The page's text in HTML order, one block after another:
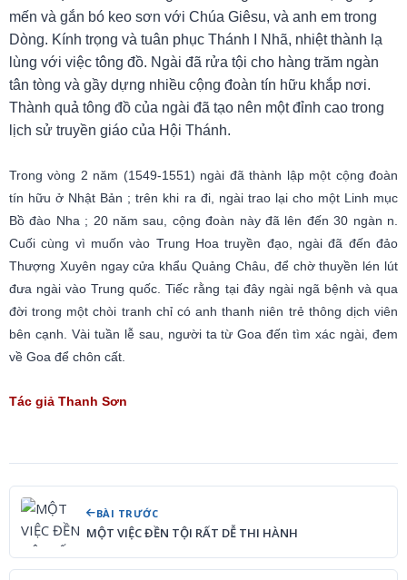
mến và gắn bó keo sơn với Chúa Giêsu, và anh em trong
Dòng. Kính trọng và tuân phục Thánh I Nhã, nhiệt thành lạ
lùng với việc tông đồ. Ngài đã rửa tội cho hàng trăm ngàn
tân tòng và gầy dựng nhiều cộng đoàn tín hữu khắp nơi.
Thành quả tông đồ của ngài đã tạo nên một đỉnh cao trong
lịch sử truyền giáo của Hội Thánh.
Trong vòng 2 năm (1549-1551) ngài đã thành lập một cộng đoàn
tín hữu ở Nhật Bản ; trên khi ra đi, ngài trao lại cho một Linh mục
Bồ đào Nha ; 20 năm sau, cộng đoàn này đã lên đến 30 ngàn n.
Cuối cùng vì muốn vào Trung Hoa truyền đạo, ngài đã đến đảo
Thượng Xuyên ngay cửa khẩu Quảng Châu, để chờ thuyền lén lút
đưa ngài vào Trung quốc. Tiếc rằng tại đây ngài ngã bệnh và qua
đời trong một chòi tranh chỉ có anh thanh niên trẻ thông dịch viên
bên cạnh. Vài tuần lễ sau, người ta từ Goa đến tìm xác ngài, đem
về Goa để chôn cất.
Tác giả Thanh Sơn
BÀI TRƯỚC
MỘT VIỆC ĐỀN TỘI RẤT DỄ THI HÀNH